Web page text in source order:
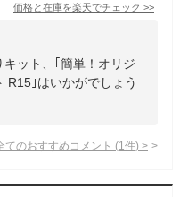
価格と在庫を楽天でチェック >>
ット、｢簡単！オリジ
R15｣はいかがでしょう
てのおすすめコメント (1 件) >